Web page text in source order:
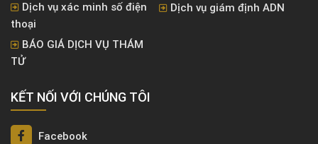
Dịch vụ xác minh số điện
thoại
Dịch vụ giám định ADN
BÁO GIÁ DỊCH VỤ THÁM
TỬ
KẾT NỐI VỚI CHÚNG TÔI
Facebook